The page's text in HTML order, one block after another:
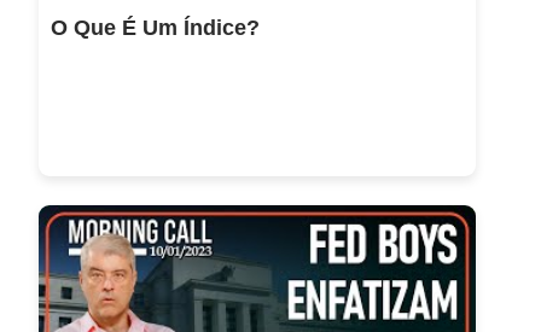
O Que É Um Índice?